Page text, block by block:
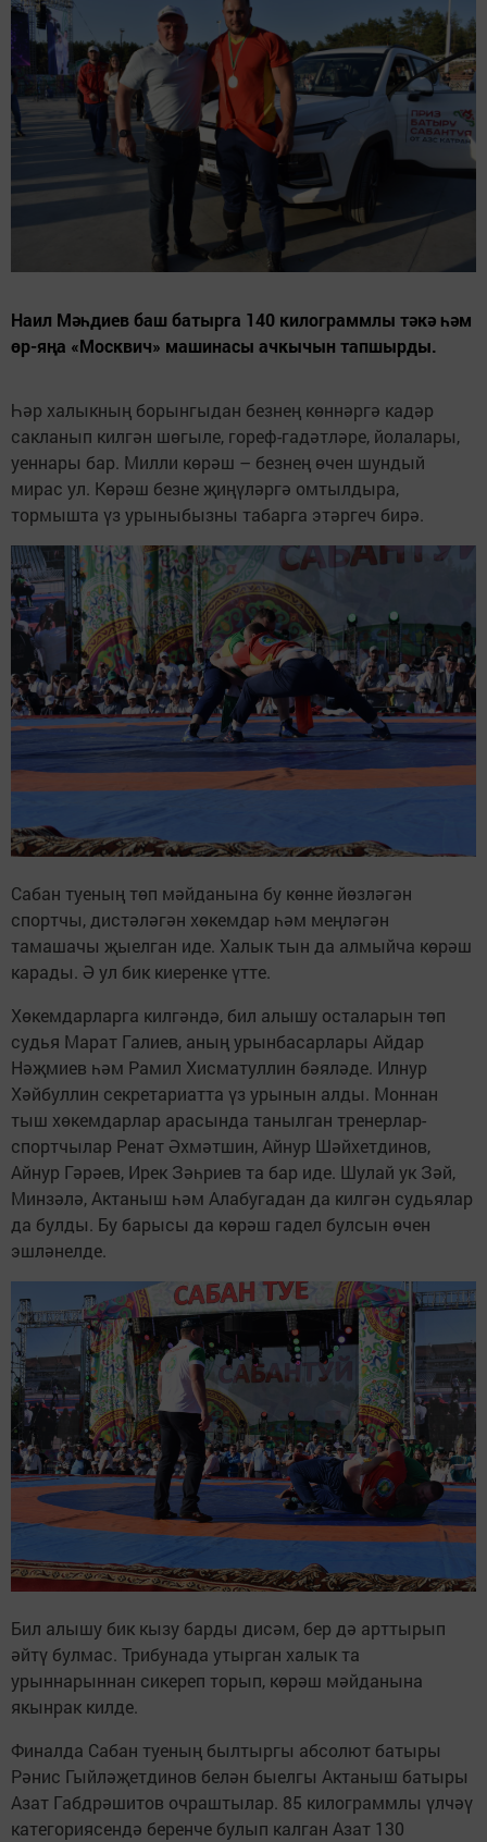
Наил Мәһдиев баш батырга 140 килограммлы тәкә һәм
өр-яңа «Москвич» машинасы ачкычын тапшырды.
Һәр халыкның борынгыдан безнең көннәргә кадәр
сакланып килгән шөгыле, гореф-гадәтләре, йолалары,
уеннары бар. Милли көрәш – безнең өчен шундый
мирас ул. Көрәш безне җиңүләргә омтылдыра,
тормышта үз урыныбызны табарга этәргеч бирә.
Сабан туеның төп мәйданына бу көнне йөзләгән
спортчы, дистәләгән хөкемдар һәм меңләгән
тамашачы җыелган иде. Халык тын да алмыйча көрәш
карады. Ә ул бик киеренке үтте.
Хөкемдарларга килгәндә, бил алышу осталарын төп
судья Марат Галиев, аның урынбасарлары Айдар
Нәҗмиев һәм Рамил Хисматуллин бәяләде. Илнур
Хәйбуллин секретариатта үз урынын алды. Моннан
тыш хөкемдарлар арасында танылган тренерлар-
спортчылар Ренат Әхмәтшин, Айнур Шәйхетдинов,
Айнур Гәрәев, Ирек Зәһриев та бар иде. Шулай ук Зәй,
Минзәлә, Актаныш һәм Алабугадан да килгән судьялар
да булды. Бу барысы да көрәш гадел булсын өчен
эшләнелде.
Бил алышу бик кызу барды дисәм, бер дә арттырып
әйтү булмас. Трибунада утырган халык та
урыннарыннан сикереп торып, көрәш мәйданына
якынрак килде.
Финалда Сабан туеның былтыргы абсолют батыры
Рәнис Гыйләҗетдинов белән быелгы Актаныш батыры
Азат Габдрәшитов очраштылар. 85 килограммлы үлчәү
категориясендә беренче булып калган Азат 130